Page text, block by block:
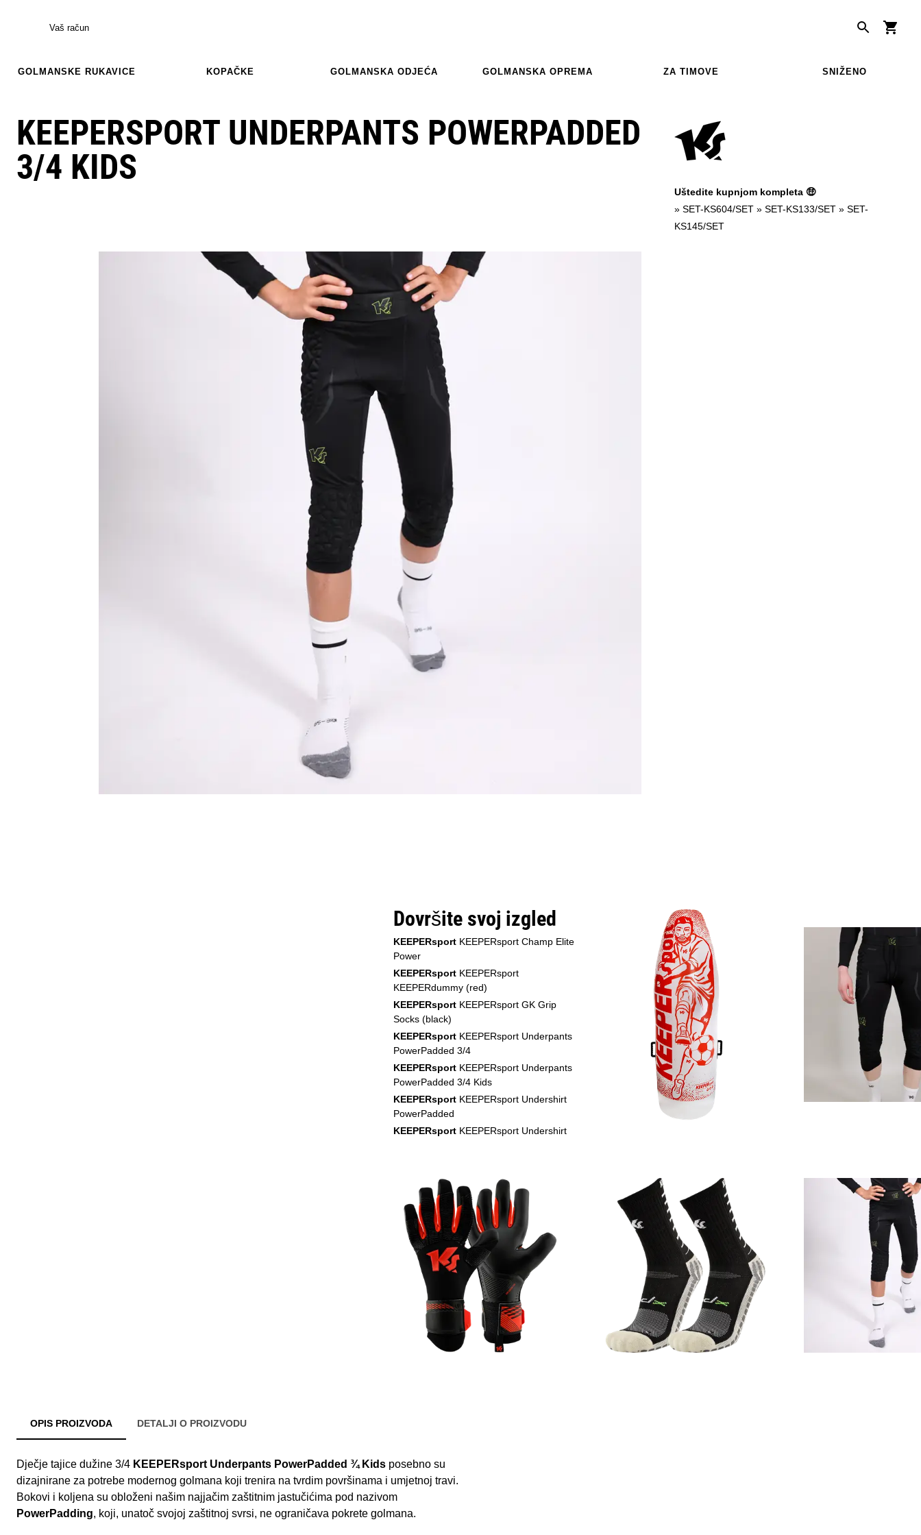
Vaš račun
GOLMANSKE RUKAVICE KOPAČKE GOLMANSKA ODJEĆA GOLMANSKA OPREMA ZA TIMOVE SNIŽENO
KEEPERSPORT UNDERPANTS POWERPADDED
3/4 KIDS
Uštedite kupnjom kompleta 🤑
» SET-KS604/SET » SET-KS133/SET » SET-
KS145/SET
Dovršite svoj izgled
KEEPERsport KEEPERsport Champ Elite
Power
KEEPERsport KEEPERsport
KEEPERdummy (red)
KEEPERsport KEEPERsport GK Grip
Socks (black)
KEEPERsport KEEPERsport Underpants
PowerPadded 3/4
KEEPERsport KEEPERsport Underpants
PowerPadded 3/4 Kids
KEEPERsport KEEPERsport Undershirt
PowerPadded
KEEPERsport KEEPERsport Undershirt
Academy FG/MG Dream Speed 9
OPIS PROIZVODA DETALJI O PROIZVODU
Dječje tajice dužine 3/4 KEEPERsport Underpants PowerPadded ¾ Kids posebno su
dizajnirane za potrebe modernog golmana koji trenira na tvrdim površinama i umjetnoj travi.
Bokovi i koljena su obloženi našim najjačim zaštitnim jastučićima pod nazivom
PowerPadding, koji, unatoč svojoj zaštitnoj svrsi, ne ograničava pokrete golmana.